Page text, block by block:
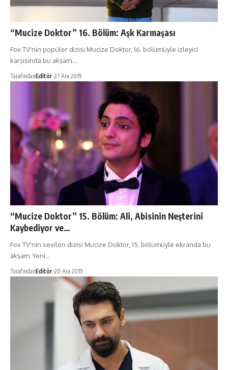
“Mucize Doktor” 16. Bölüm: Aşk Karmaşası
Fox TV'nin popüler dizisi Mucize Doktor, 16. bölümüyle izleyici
karşısında bu akşam.…
TarafındanEditör 27 Ara 2019
“Mucize Doktor” 15. Bölüm: Ali, Abisinin Neşterini
Kaybediyor ve…
Fox TV'nin sevilen dizisi Mucize Doktor, 15. bölümüyle ekranda bu
akşam. Yeni…
TarafındanEditör 20 Ara 2019